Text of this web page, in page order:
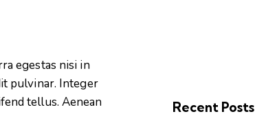
egestas nisi in
pulvinar. Integer
tellus. Aenean
Recent Posts